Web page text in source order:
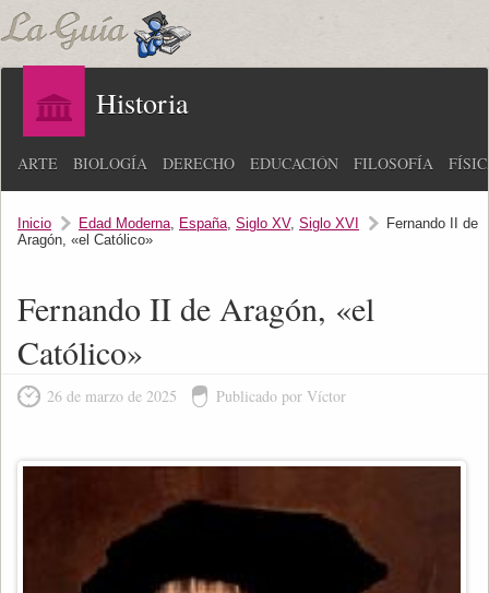
Historia
ARTE BIOLOGÍA DERECHO EDUCACIÓN FILOSOFÍA
Inicio Edad Moderna, España, Siglo XV, Siglo XVI
Fernando II de
Aragón, «el Católico»
Fernando II de Aragón, «el
Católico»
26 de marzo de 2025 Publicado por Víctor